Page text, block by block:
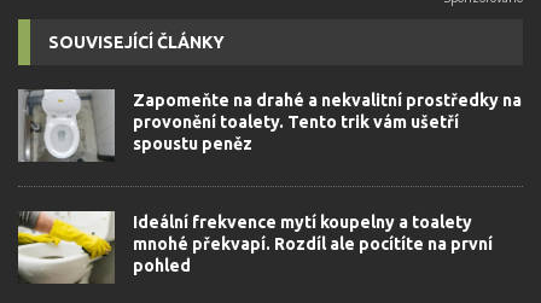
SOUVISEJÍCÍ ČLÁNKY
Zapomeňte na drahé a nekvalitní prostředky na
provonění toalety. Tento trik vám ušetří
spoustu peněz
Ideální frekvence mytí koupelny a toalety
mnohé překvapí. Rozdíl ale pocítíte na první
pohled